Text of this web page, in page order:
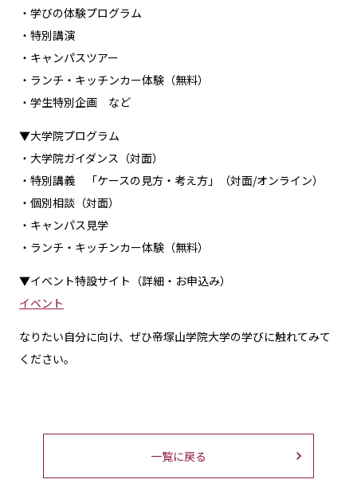
・学びの体験プログラム
・特別講演
・キャンパスツアー
・ランチ・キッチンカー体験（無料）
・学生特別企画 など
▼大学院プログラム
・大学院ガイダンス（対面）
・特別講義 「ケースの見方・考え方」（対面/オンライン）
・個別相談（対面）
・キャンパス見学
・ランチ・キッチンカー体験（無料）
▼イベント特設サイト（詳細・お申込み）
イベント
なりたい自分に向け、ぜひ帝塚山学院大学の学びに触れてみて
ください。
一覧に戻る